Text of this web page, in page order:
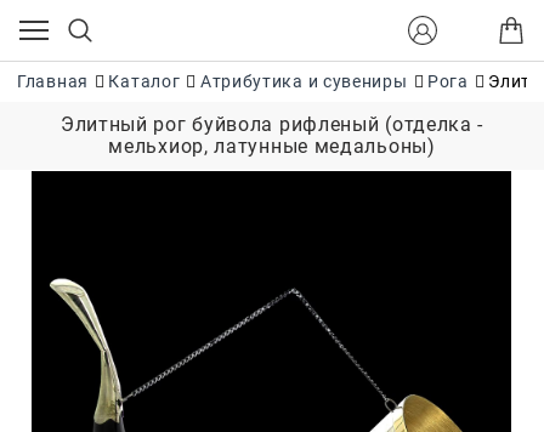
Главная Каталог Атрибутика и сувениры Рога
Элитный рог буйвола рифленый (отделка -
мельхиор, латунные медальоны)